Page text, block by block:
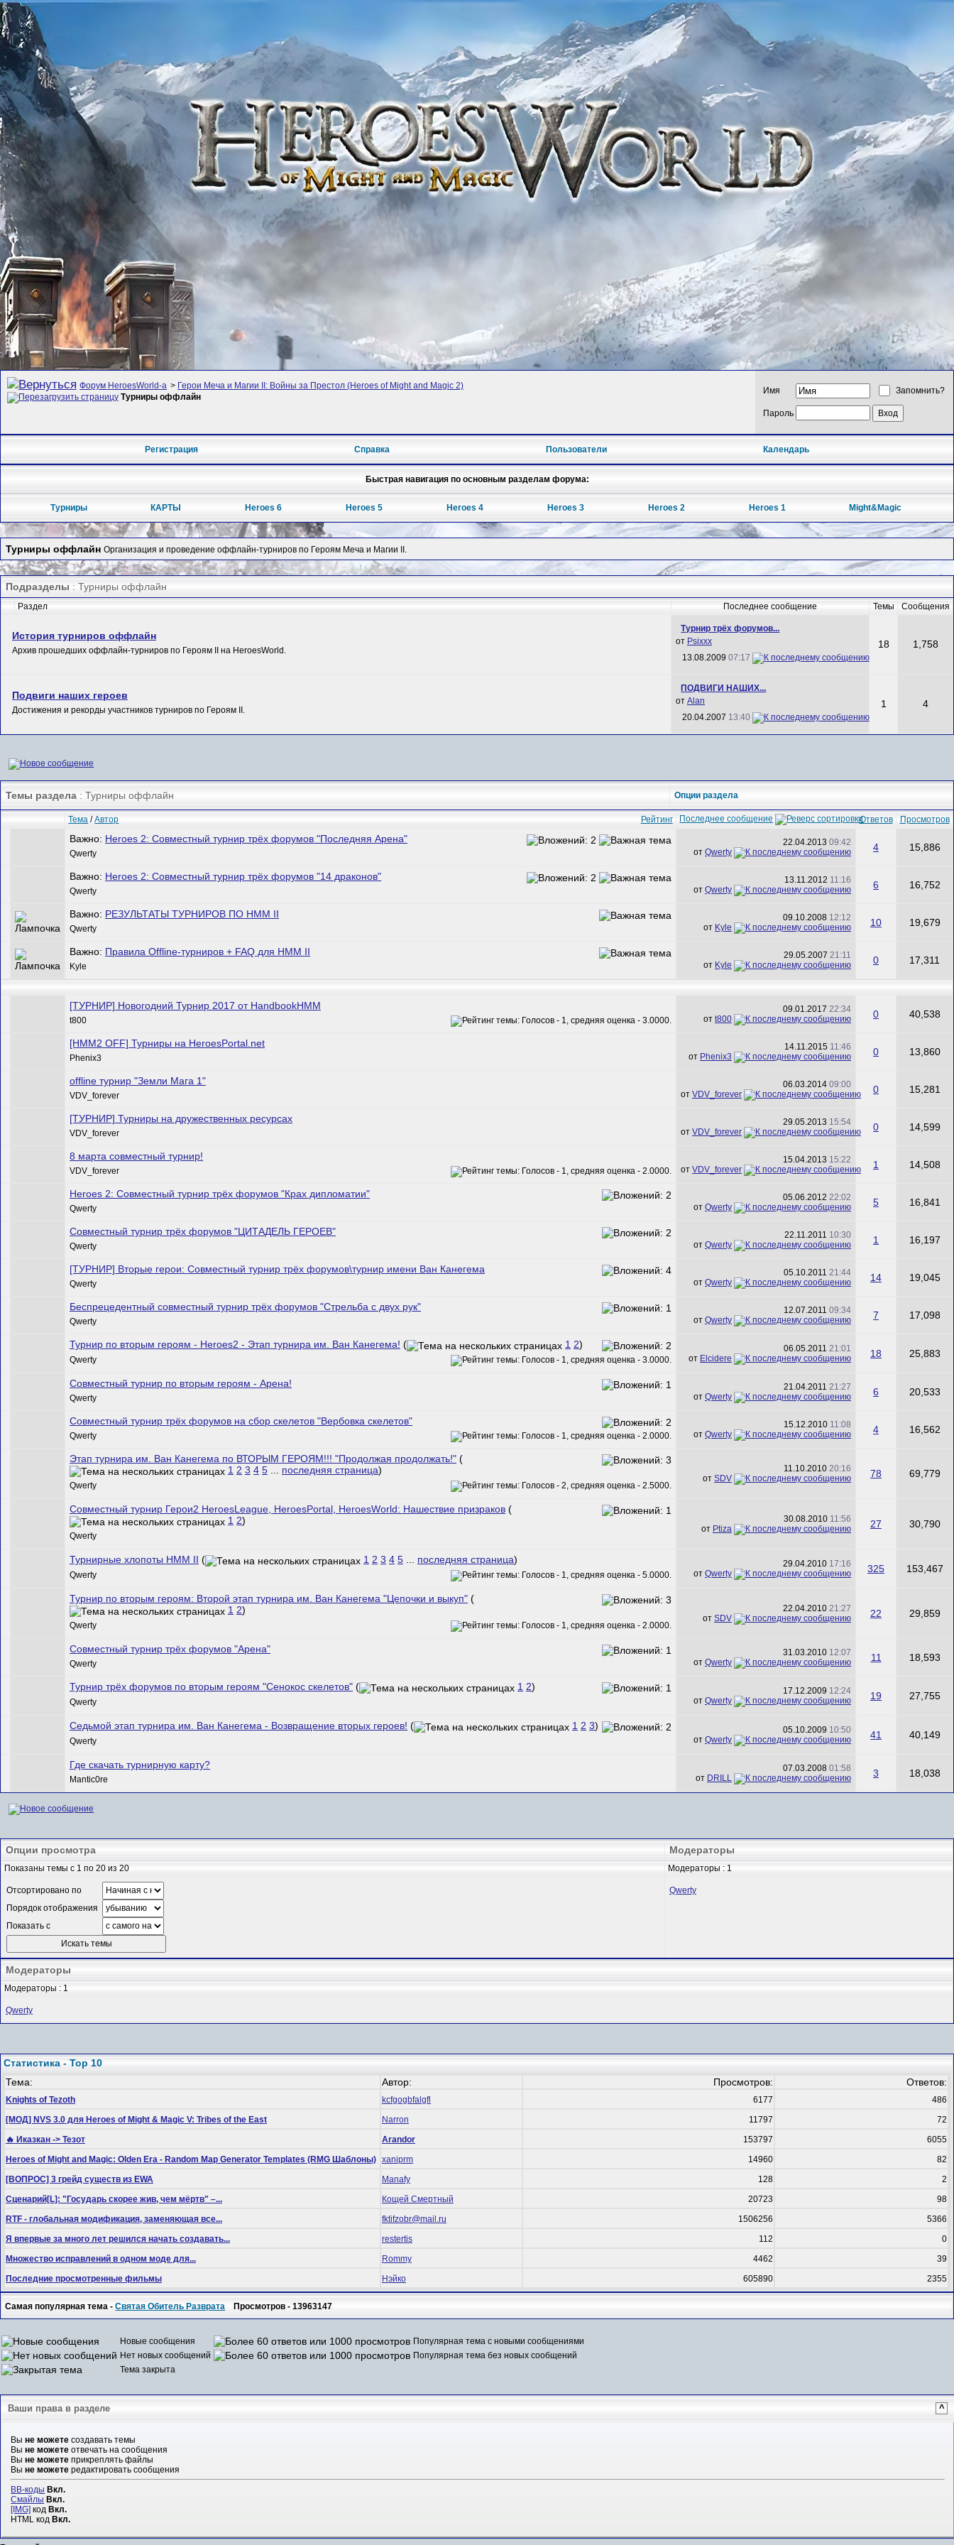
Форум HeroesWorld-а > Герои Меча и Магии II: Войны за Престол (Heroes of Might and Magic 2)
Турниры оффлайн
Имя Запомнить?
Пароль
Регистрация Справка Пользователи Календарь
Быстрая навигация по основным разделам форума:
Турниры КАРТЫ Heroes 6 Heroes 5 Heroes 4 Heroes 3 Heroes 2 Heroes 1 Might&Magic
Турниры оффлайн Организация и проведение оффлайн-турниров по Героям Меча и Магии II.
Подразделы : Турниры оффлайн
Раздел Последнее сообщение Темы Сообщения
История турниров оффлайн
Архив прошедших оффлайн-турниров по Героям II на HeroesWorld.
Турнир трёх форумов...
от Psixxx
13.08.2009 07:17
18 1,758
Подвиги наших героев
Достижения и рекорды участников турниров по Героям II.
ПОДВИГИ НАШИХ...
от Alan
20.04.2007 13:40
1 4
Темы раздела : Турниры оффлайн Опции раздела
Рейтинг
Тема /Автор Последнее сообщение Ответов Просмотров
Важно: Heroes 2: Совместный турнир трёх форумов "Последняя Арена"
Qwerty
22.04.2013 09:42
от Qwerty 4 15,886
Важно: Heroes 2: Совместный турнир трёх форумов "14 драконов"
Qwerty
13.11.2012 11:16
от Qwerty 6 16,752
Важно: РЕЗУЛЬТАТЫ ТУРНИРОВ ПО HMM II
Qwerty
09.10.2008 12:12
от Kyle 10 19,679
Важно: Правила Offline-турниров + FAQ для HMM II
Kyle
29.05.2007 21:11
от Kyle 0 17,311
[ТУРНИР] Новогoдний Турнир 2017 от HandbookHMM
t800
09.01.2017 22:34
от t800 0 40,538
[HMM2 OFF] Турниры на HeroesPortal.net
Phenix3
14.11.2015 11:46
от Phenix3 0 13,860
offline турнир "Земли Мага 1"
VDV_forever
06.03.2014 09:00
от VDV_forever 0 15,281
[ТУРНИР] Турниры на дружественных ресурсах
VDV_forever
29.05.2013 15:54
от VDV_forever 0 14,599
8 марта совместный турнир!
VDV_forever
15.04.2013 15:22
от VDV_forever 1 14,508
Heroes 2: Совместный турнир трёх форумов "Крах дипломатии"
Qwerty
05.06.2012 22:02
от Qwerty 5 16,841
Совместный турнир трёх форумов "ЦИТАДЕЛЬ ГЕРОЕВ"
Qwerty
22.11.2011 10:30
от Qwerty 1 16,197
[ТУРНИР] Вторые герои: Совместный турнир трёх форумов\турнир имени Ван Канегема
Qwerty
05.10.2011 21:44
от Qwerty 14 19,045
Беспрецедентный совместный турнир трёх форумов "Стрельба с двух рук"
Qwerty
12.07.2011 09:34
от Qwerty 7 17,098
Турнир по вторым героям - Heroes2 - Этап турнира им. Ван Канегема! ( 1 2)
Qwerty
06.05.2011 21:01
от Elcidere 18 25,883
Совместный турнир по вторым героям - Арена!
Qwerty
21.04.2011 21:27
от Qwerty 6 20,533
Совместный турнир трёх форумов на сбор скелетов "Вербовка скелетов"
Qwerty
15.12.2010 11:08
от Qwerty 4 16,562
Этап турнира им. Ван Канегема по ВТОРЫМ ГЕРОЯМ!!! "Продолжая продолжать!" (
1 2 3 4 5 ... последняя страница)
Qwerty
11.10.2010 20:16
от SDV 78 69,779
Совместный турнир Герои2 HeroesLeague, HeroesPortal, HeroesWorld: Нашествие призраков (
1 2)
Qwerty
30.08.2010 11:56
от Ptiza 27 30,790
Турнирные хлопоты HMM II ( 1 2 3 4 5 ... последняя страница)
Qwerty
29.04.2010 17:16
от Qwerty 325 153,467
Турнир по вторым героям: Второй этап турнира им. Ван Канегема "Цепочки и выкуп" (
1 2)
Qwerty
22.04.2010 21:27
от SDV 22 29,859
Совместный турнир трёх форумов "Арена"
Qwerty
31.03.2010 12:07
от Qwerty 11 18,593
Турнир трёх форумов по вторым героям "Сенокос скелетов" ( 1 2)
Qwerty
17.12.2009 12:24
от Qwerty 19 27,755
Седьмой этап турнира им. Ван Канегема - Возвращение вторых героев! ( 1 2 3)
Qwerty
05.10.2009 10:50
от Qwerty 41 40,149
Где скачать турнирную карту?
Mantic0re
07.03.2008 01:58
от DRILL 3 18,038
Опции просмотра Модераторы
Показаны темы с 1 по 20 из 20 Модераторы : 1
Отсортировано по
Порядок отображения
Показать с
Qwerty
Модераторы
Модераторы : 1
Qwerty
Статистика - Top 10
Тема:
Автор: Просмотров: Ответов:
Knights of Tezoth kcfgogbfalgfl 6177
486
[МОД] NVS 3.0 для Heroes of Might & Magic V: Tribes of the East
Narron 11797
72
🔥 Иказкан -> Тезот
Arandor 153797
6055
Heroes of Might and Magic: Olden Era - Random Map Generator Templates (RMG Шаблоны) xaniprm 14960
82
[ВОПРОС] 3 грейд существ из EWA
Manafy 128
2
Сценарий[L]: "Государь скорее жив, чем мёртв" –...
Кощей Смертный 20723
98
RTF - глобальная модификация, заменяющая все...
fktifzobr@mail.ru 1506256
5366
Я впервые за много лет решился начать создавать...
restertis 112
0
Множество исправлений в одном моде для...
Rommy 4462
39
Последние просмотренные фильмы
Нэйко 605890 2355
Самая популярная тема -Святая Обитель Разврата Просмотров - 13963147
Новые сообщения
Популярная тема с новыми сообщениями
Нет новых сообщений
Популярная тема без новых сообщений
Тема закрыта
Ваши права в разделе ^
Выне можете создавать темы
Выне можете отвечать на сообщения
Выне можете прикреплять файлы
Выне можете редактировать сообщения
BB-коды Вкл.
Смайлы Вкл.
[IMG] код Вкл.
HTML код Вкл.